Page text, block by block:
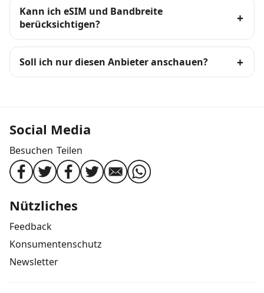
Kann ich eSIM und Bandbreite
berücksichtigen?
Soll ich nur diesen Anbieter anschauen?
Social Media
Besuchen Teilen
Nützliches
Feedback
Konsumentenschutz
Newsletter